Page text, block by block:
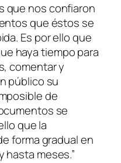
que nos confiaron
que éstos se
Es por ello que
haya tiempo para
comentar y
público su
de
se
que la
forma gradual en
hasta meses.”